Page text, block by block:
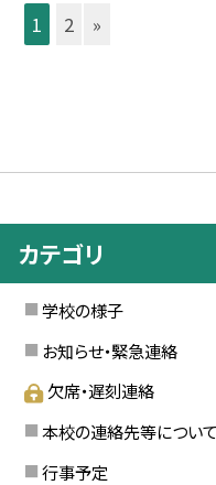
1 2 »
カテゴリ
学校の様子
お知らせ・緊急連絡
欠席・遅刻連絡
本校の連絡先等について
行事予定